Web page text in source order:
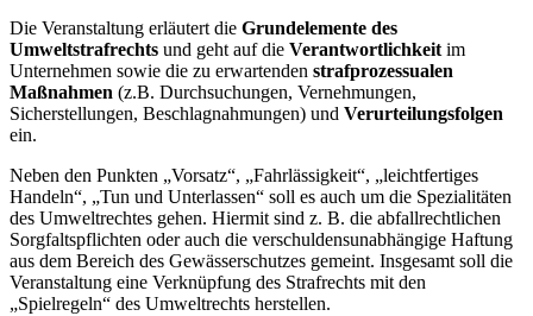
Die Veranstaltung erläutert die Grundelemente des
Umweltstrafrechts und geht auf die Verantwortlichkeit im
Unternehmen sowie die zu erwartenden strafprozessualen
Maßnahmen (z.B. Durchsuchungen, Vernehmungen,
Sicherstellungen, Beschlagnahmungen) und Verurteilungsfolgen
ein.
Neben den Punkten „Vorsatz“, „Fahrlässigkeit“, „leichtfertiges
Handeln“, „Tun und Unterlassen“ soll es auch um die Spezialitäten
des Umweltrechtes gehen. Hiermit sind z. B. die abfallrechtlichen
Sorgfaltspflichten oder auch die verschuldensunabhängige Haftung
aus dem Bereich des Gewässerschutzes gemeint. Insgesamt soll die
Veranstaltung eine Verknüpfung des Strafrechts mit den
„Spielregeln“ des Umweltrechts herstellen.